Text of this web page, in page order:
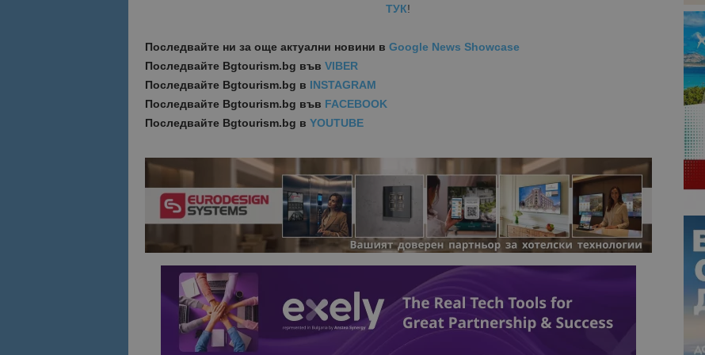
ТУК!
Последвайте ни за още актуални новини в Google News Showcase
Последвайте Bgtourism.bg във VIBER
Последвайте Bgtourism.bg в INSTAGRAM
Последвайте Bgtourism.bg във FACEBOOK
Последвайте Bgtourism.bg в YOUTUBE